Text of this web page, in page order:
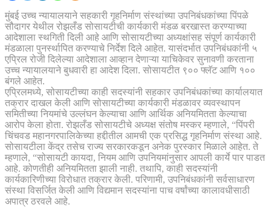
मुंबई उच्च न्यायालयाने सहकारी गृहनिर्माण संस्थांच्या उपनिबंधकांच्या पिंपळे
सौदागर येथील रोझलँड सोसायटीची कार्यकारी मंडळ बरखास्त करण्याच्या
आदेशाला स्थगिती दिली आहे आणि सोसायटीच्या अध्यक्षांसह संपूर्ण कार्यकारी
मंडळाला पुनर्स्थापित करण्याचे निर्देश दिले आहेत. यासंदर्भात उपनिबंधकांनी ५
एप्रिल रोजी दिलेल्या आदेशाला आव्हान देणाऱ्या याचिकेवर सुनावणी करताना
उच्च न्यायालयाने बुधवारी हा आदेश दिला. सोसायटीत ९०० फ्लॅट आणि १००
बंगले आहेत.
एप्रिलमध्ये, सोसायटीच्या काही सदस्यांनी सहकार उपनिबंधकांच्या कार्यालयात
तक्रार दाखल केली आणि सोसायटीच्या कार्यकारी मंडळावर व्यवस्थापन
समितीच्या नियमांचे उल्लंघन केल्याचा आणि आर्थिक अनियमितता केल्याचा
आरोप केला होता. रोझलँड सोसायटीचे अध्यक्ष संतोष मस्कर म्हणाले, “पिंपरी
चिंचवड महानगरपालिकेच्या हद्दीतील आमची एक प्रसिद्ध गृहनिर्माण संस्था आहे.
सोसायटीला केंद्र तसेच राज्य सरकारकडून अनेक पुरस्कार मिळाले आहेत. ते
म्हणाले, “सोसायटी कायदा, नियम आणि उपनियमांनुसार आपली कार्ये पार पाडत
आहे. कोणतीही अनियमितता झाली नाही. तथापि, काही सदस्यांनी
कार्यकारिणीच्या विरोधात तक्रार केली. परिणामी, उपनिबंधकांनी सर्वसाधारण
संस्था विसर्जित केली आणि विद्यमान सदस्यांना पाच वर्षांच्या कालावधीसाठी
अपात्र ठरवले आहे.